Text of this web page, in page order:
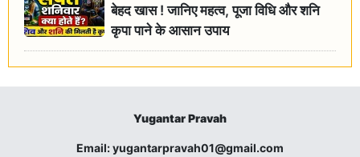
बेहद खास ! जानिए महत्व, पूजा विधि और शनि
कृपा पाने के आसान उपाय
Yugantar Pravah
Email:yugantarpravah01@gmail.com